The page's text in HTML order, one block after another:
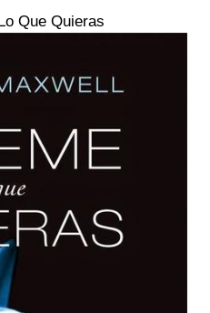
Que Quieras